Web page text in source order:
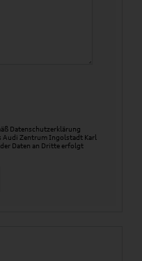
Datenschutzerklärung
Audi Zentrum Ingolstadt Karl
Daten an Dritte erfolgt